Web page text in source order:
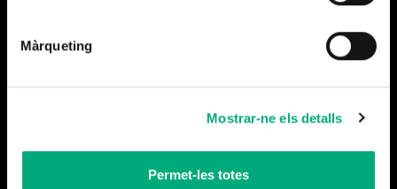
Màrqueting
Mostrar-ne els detalls
Permet-les totes
Blog
Contacte